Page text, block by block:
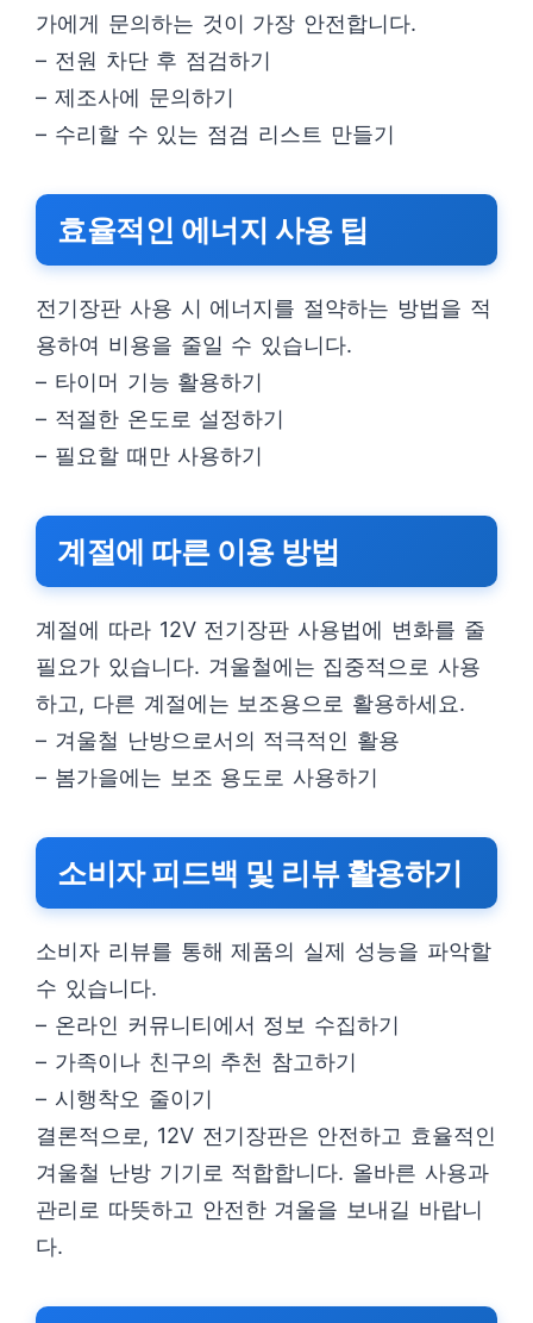
가에게 문의하는 것이 가장 안전합니다.
– 전원 차단 후 점검하기
– 제조사에 문의하기
– 수리할 수 있는 점검 리스트 만들기
효율적인 에너지 사용 팁
전기장판 사용 시 에너지를 절약하는 방법을 적
용하여 비용을 줄일 수 있습니다.
– 타이머 기능 활용하기
– 적절한 온도로 설정하기
– 필요할 때만 사용하기
계절에 따른 이용 방법
계절에 따라 12V 전기장판 사용법에 변화를 줄
필요가 있습니다. 겨울철에는 집중적으로 사용
하고, 다른 계절에는 보조용으로 활용하세요.
– 겨울철 난방으로서의 적극적인 활용
– 봄가을에는 보조 용도로 사용하기
소비자 피드백 및 리뷰 활용하기
소비자 리뷰를 통해 제품의 실제 성능을 파악할
수 있습니다.
– 온라인 커뮤니티에서 정보 수집하기
– 가족이나 친구의 추천 참고하기
– 시행착오 줄이기
결론적으로, 12V 전기장판은 안전하고 효율적인
겨울철 난방 기기로 적합합니다. 올바른 사용과
관리로 따뜻하고 안전한 겨울을 보내길 바랍니
다.